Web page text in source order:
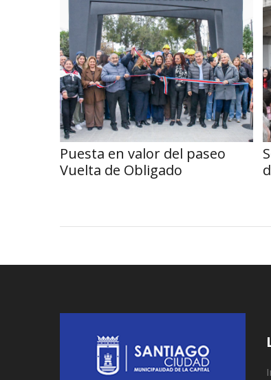
Puesta en valor del paseo
Vuelta de Obligado